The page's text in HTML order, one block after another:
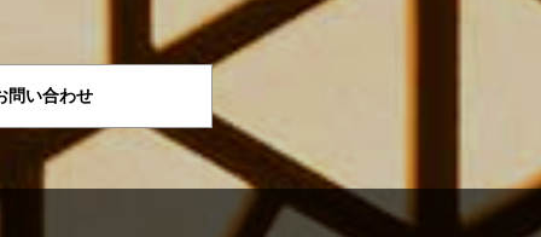
問い合わせ